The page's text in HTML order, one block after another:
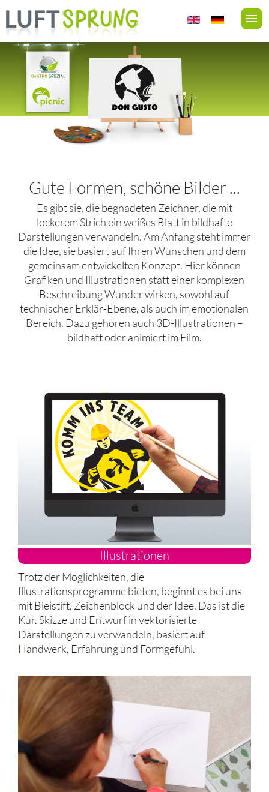
Gute Formen, schöne Bilder ...
Es gibt sie, die begnadeten Zeichner, die mit
lockerem Strich ein weißes Blatt in bildhafte
Darstellungen verwandeln. Am Anfang steht immer
die Idee, sie basiert auf Ihren Wünschen und dem
gemeinsam entwickelten Konzept. Hier können
Grafiken und Illustrationen statt einer komplexen
Beschreibung Wunder wirken, sowohl auf
technischer Erklär-Ebene, als auch im emotionalen
Bereich. Dazu gehören auch 3D-Illustrationen –
bildhaft oder animiert im Film.
Illustrationen
Trotz der Möglichkeiten, die
Illustrationsprogramme bieten, beginnt es bei uns
mit Bleistift, Zeichenblock und der Idee. Das ist die
Kür. Skizze und Entwurf in vektorisierte
Darstellungen zu verwandeln, basiert auf
Handwerk, Erfahrung und Formgefühl.